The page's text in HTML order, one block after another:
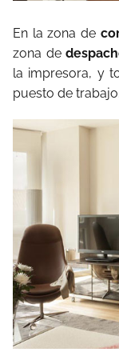
En la zona de
zona de
la impresora, y
puesto de trabajo.